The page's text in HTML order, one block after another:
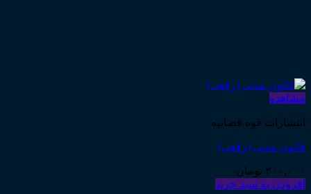
مشاهده
انتشارات قوه قضاییه
قانون مدنی (رقعی)
۲۰۰,۰۰۰ تومان
افزودن به سبد خرید